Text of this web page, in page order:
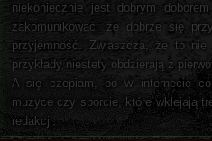
niekoniecznie jest dobrym
zakomunikować, że dobrze się
przyjemność. Zwłaszcza, że to
przykłady niestety obdzierają z
A się czepiam, bo w internecie
muzyce czy sporcie, które wklejają
redakcji.